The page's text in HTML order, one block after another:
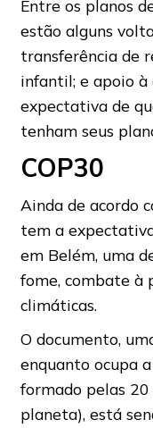
Entre os planos
estão alguns
transferência de
infantil; e apoio à
expectativa de
tenham seus
COP30
Ainda de acordo
tem a
em Belém, uma
fome, combate à
climáticas.
O documento,
enquanto ocupa
formado pelas
planeta), está